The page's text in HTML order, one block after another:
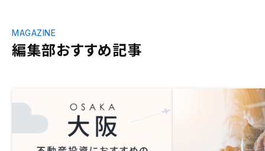
編集部おすすめ記事
MAGAZINE